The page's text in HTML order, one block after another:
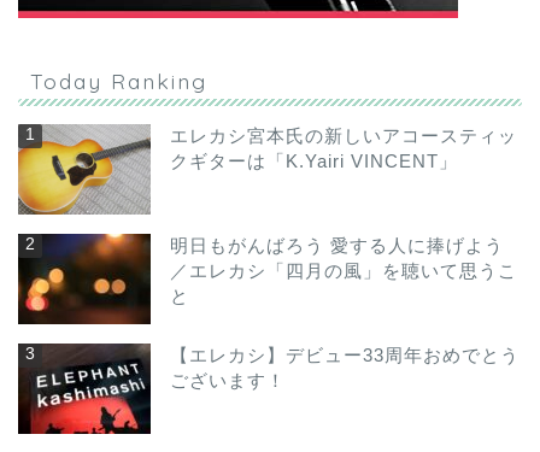
Today Ranking
エレカシ宮本氏の新しいアコースティッ
クギターは「K.Yairi VINCENT」
明日もがんばろう 愛する人に捧げよう
／エレカシ「四月の風」を聴いて思うこ
と
【エレカシ】デビュー33周年おめでとう
ございます！